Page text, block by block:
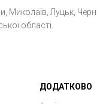
Луцьк,
області.
ДОДАТКОВО